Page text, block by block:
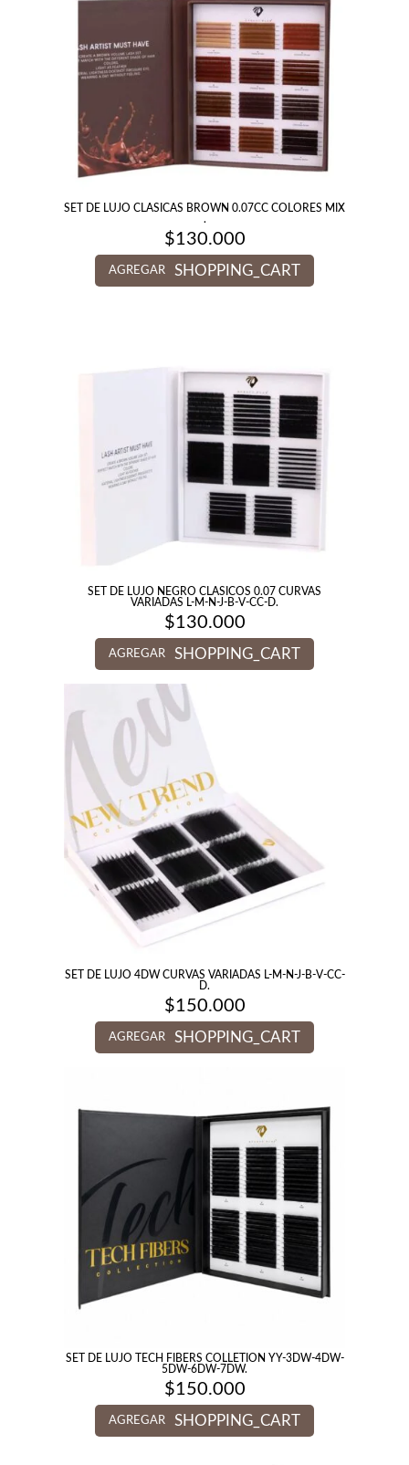
SET DE LUJO CLASICAS BROWN 0.07CC COLORES MIX
.
$130.000
AGREGAR SHOPPING_CART
SET DE LUJO NEGRO CLASICOS 0.07 CURVAS
VARIADAS L-M-N-J-B-V-CC-D.
$130.000
AGREGAR SHOPPING_CART
SET DE LUJO 4DW CURVAS VARIADAS L-M-N-J-B-V-CC-
D.
$150.000
AGREGAR SHOPPING_CART
SET DE LUJO TECH FIBERS COLLETION YY-3DW-4DW-
5DW-6DW-7DW.
$150.000
AGREGAR SHOPPING_CART